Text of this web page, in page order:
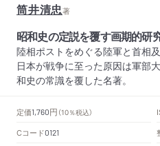
筒井清忠著
昭和史の定説を覆す画期的研
陸相ポストをめぐる陸軍と首相
日本が戦争に至った原因は軍部
和史の常識を覆した名著。
定価1,760円 （10％税込）
Cコード0121